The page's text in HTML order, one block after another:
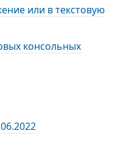
или в текстовую
консольных